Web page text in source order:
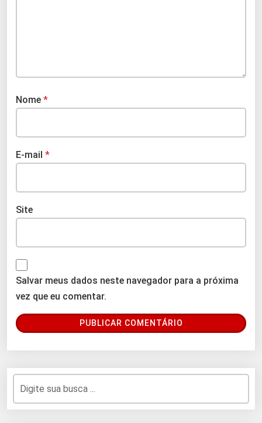
Nome *
E-mail *
Site
Salvar meus dados neste navegador para a próxima
vez que eu comentar.